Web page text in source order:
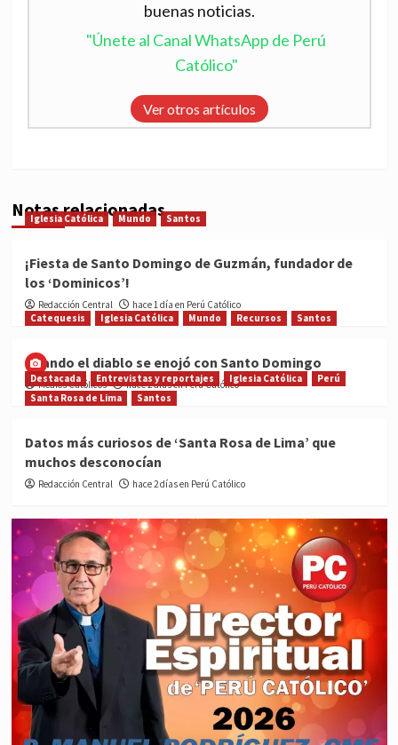
buenas noticias.
"Únete al Canal WhatsApp de Perú
Católico"
Ver otros artículos
Notas relacionadas
Iglesia Católica Mundo Santos
¡Fiesta de Santo Domingo de Guzmán, fundador de
los ‘Dominicos’!
Redacción Central
hace 1 día en Perú Católico
Catequesis
Iglesia Católica Mundo Recursos Santos
Cuando el diablo se enojó con Santo Domingo
Medios Católicos hace 2 días en Perú Católico
Destacada Entrevistas y reportajes Iglesia Católica
Perú
Santa Rosa de Lima
Santos
Datos más curiosos de ‘Santa Rosa de Lima’ que
muchos desconocían
Redacción Central hace 2 días en Perú Católico